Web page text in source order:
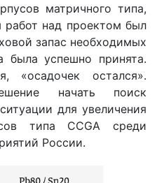
матричного типа,
над проектом был
запас необходимых
была успешно принята.
«осадочек остался».
начать поиск
для увеличения
типа CCGA среди
России.